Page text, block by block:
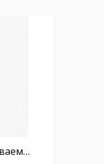
Tulipa Белый встраиваемый даунлайт 10W 36° 3000K CRI90 TRIAC